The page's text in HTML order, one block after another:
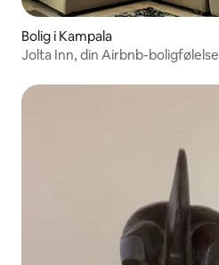
Bolig i Kampala
Jolta Inn, din Airbnb-boligfølelse